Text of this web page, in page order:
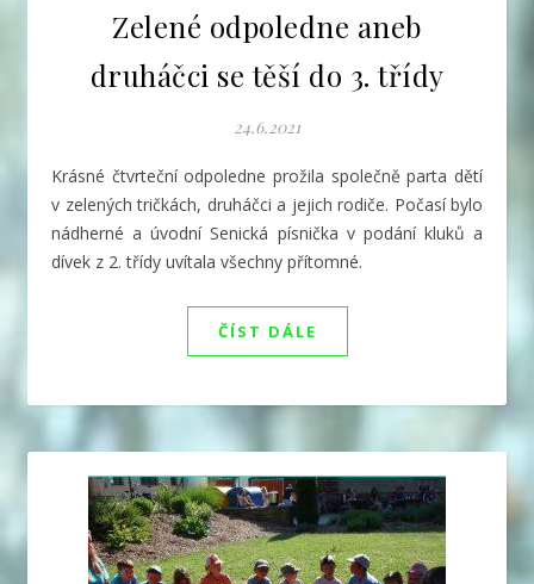
Zelené odpoledne aneb
druháčci se těší do 3. třídy
24.6.2021
Krásné čtvrteční odpoledne prožila společně parta dětí
v zelených tričkách, druháčci a jejich rodiče. Počasí bylo
nádherné a úvodní Senická písnička v podání kluků a
dívek z 2. třídy uvítala všechny přítomné.
ČÍST DÁLE